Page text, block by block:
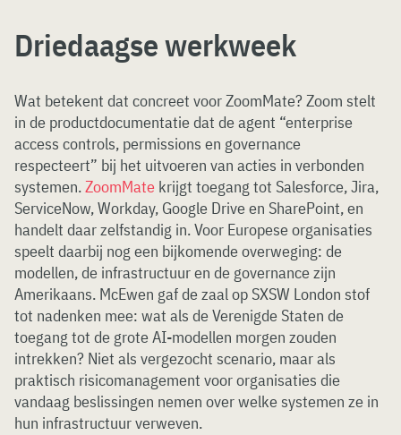
Driedaagse werkweek
Wat betekent dat concreet voor ZoomMate? Zoom stelt
in de productdocumentatie dat de agent “enterprise
access controls, permissions en governance
respecteert” bij het uitvoeren van acties in verbonden
systemen.ZoomMate krijgt toegang tot Salesforce, Jira,
ServiceNow, Workday, Google Drive en SharePoint, en
handelt daar zelfstandig in. Voor Europese organisaties
speelt daarbij nog een bijkomende overweging: de
modellen, de infrastructuur en de governance zijn
Amerikaans. McEwen gaf de zaal op SXSW London stof
tot nadenken mee: wat als de Verenigde Staten de
toegang tot de grote AI-modellen morgen zouden
intrekken? Niet als vergezocht scenario, maar als
praktisch risicomanagement voor organisaties die
vandaag beslissingen nemen over welke systemen ze in
hun infrastructuur verweven.